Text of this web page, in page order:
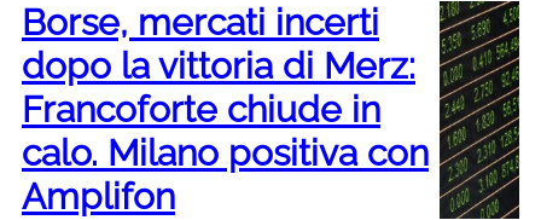
Borse, mercati incerti
dopo la vittoria di Merz:
Francoforte chiude in
calo. Milano positiva con
Amplifon